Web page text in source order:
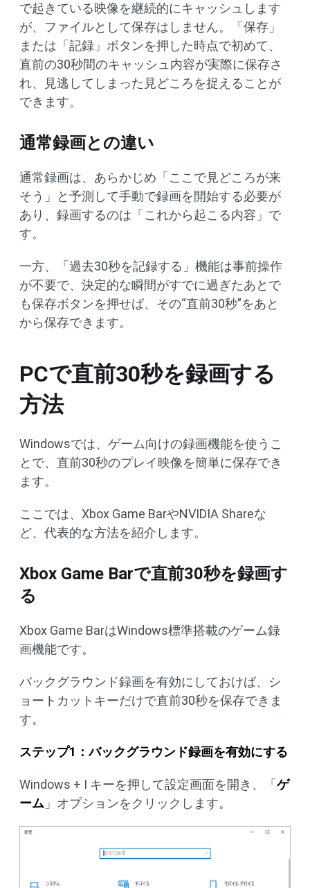
で起きている映像を継続的にキャッシュします
が、ファイルとして保存はしません。「保存」
または「記録」ボタンを押した時点で初めて、
直前の30秒間のキャッシュ内容が実際に保存さ
れ、見逃してしまった見どころを捉えることが
できます。
通常録画との違い
通常録画は、あらかじめ「ここで見どころが来
そう」と予測して手動で録画を開始する必要が
あり、録画するのは「これから起こる内容」で
す。
一方、「過去30秒を記録する」機能は事前操作
が不要で、決定的な瞬間がすでに過ぎたあとで
も保存ボタンを押せば、その“直前30秒”をあと
から保存できます。
PCで直前30秒を録画する
方法
Windowsでは、ゲーム向けの録画機能を使うこ
とで、直前30秒のプレイ映像を簡単に保存でき
ます。
ここでは、Xbox Game BarやNVIDIA Shareな
ど、代表的な方法を紹介します。
Xbox Game Barで直前30秒を録画す
る
Xbox Game BarはWindows標準搭載のゲーム録
画機能です。
バックグラウンド録画を有効にしておけば、シ
ョートカットキーだけで直前30秒を保存できま
す。
ステップ1：バックグラウンド録画を有効にする
Windows + I キーを押して設定画面を開き、「 ゲ
ーム 」オプションをクリックします。